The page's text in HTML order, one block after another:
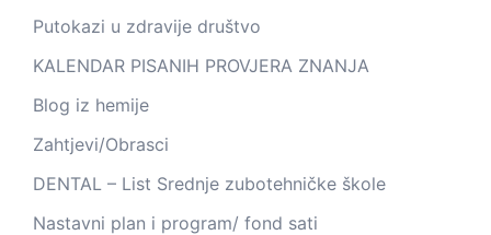
Putokazi u zdravije društvo
KALENDAR PISANIH PROVJERA ZNANJA
Blog iz hemije
Zahtjevi/Obrasci
DENTAL – List Srednje zubotehničke škole
Nastavni plan i program/ fond sati